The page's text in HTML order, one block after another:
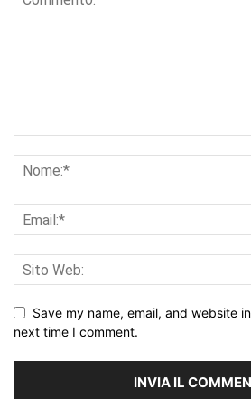
Save my name, email, and website
next time I comment.